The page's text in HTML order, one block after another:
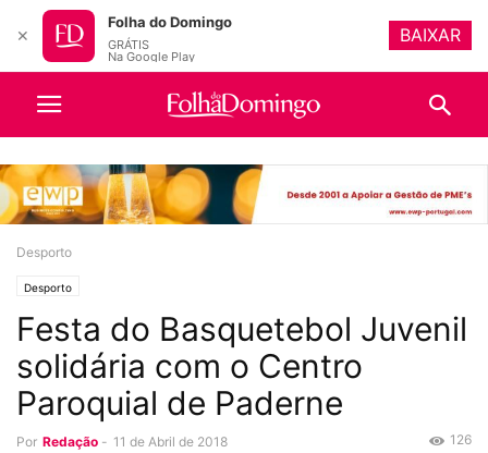
Desporto
Desporto
Festa do Basquetebol Juvenil
solidária com o Centro
Paroquial de Paderne
Por Redação - 11 de Abril de 2018 126
✕
Folha do Domingo
GRÁTIS
Na Google Play
BAIXAR